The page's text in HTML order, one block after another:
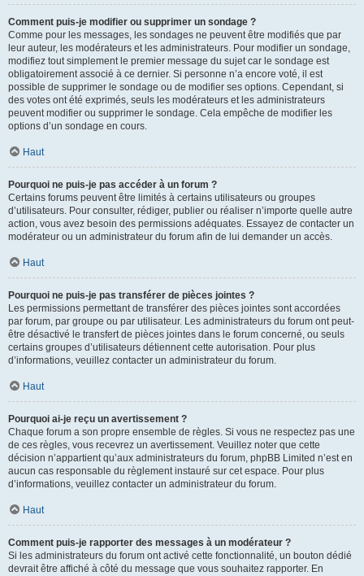
Comment puis-je modifier ou supprimer un sondage ?
Comme pour les messages, les sondages ne peuvent être modifiés que par
leur auteur, les modérateurs et les administrateurs. Pour modifier un sondage,
modifiez tout simplement le premier message du sujet car le sondage est
obligatoirement associé à ce dernier. Si personne n’a encore voté, il est
possible de supprimer le sondage ou de modifier ses options. Cependant, si
des votes ont été exprimés, seuls les modérateurs et les administrateurs
peuvent modifier ou supprimer le sondage. Cela empêche de modifier les
options d’un sondage en cours.
Haut
Pourquoi ne puis-je pas accéder à un forum ?
Certains forums peuvent être limités à certains utilisateurs ou groupes
d’utilisateurs. Pour consulter, rédiger, publier ou réaliser n’importe quelle autre
action, vous avez besoin des permissions adéquates. Essayez de contacter un
modérateur ou un administrateur du forum afin de lui demander un accès.
Haut
Pourquoi ne puis-je pas transférer de pièces jointes ?
Les permissions permettant de transférer des pièces jointes sont accordées
par forum, par groupe ou par utilisateur. Les administrateurs du forum ont peut-
être désactivé le transfert de pièces jointes dans le forum concerné, ou seuls
certains groupes d’utilisateurs détiennent cette autorisation. Pour plus
d’informations, veuillez contacter un administrateur du forum.
Haut
Pourquoi ai-je reçu un avertissement ?
Chaque forum a son propre ensemble de règles. Si vous ne respectez pas une
de ces règles, vous recevrez un avertissement. Veuillez noter que cette
décision n’appartient qu’aux administrateurs du forum, phpBB Limited n’est en
aucun cas responsable du règlement instauré sur cet espace. Pour plus
d’informations, veuillez contacter un administrateur du forum.
Haut
Comment puis-je rapporter des messages à un modérateur ?
Si les administrateurs du forum ont activé cette fonctionnalité, un bouton dédié
devrait être affiché à côté du message que vous souhaitez rapporter. En